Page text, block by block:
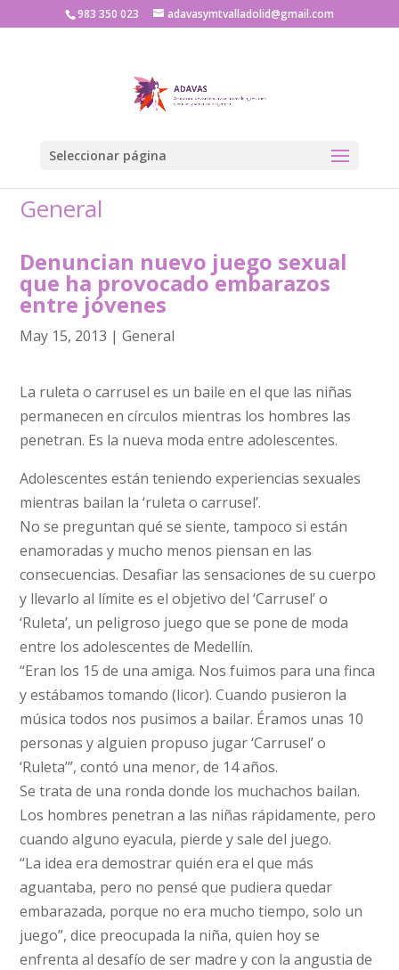
983 350 023 adavasymtvalladolid@gmail.com
Seleccionar página
General
Denuncian nuevo juego sexual
que ha provocado embarazos
entre jóvenes
May 15, 2013 |General
La ruleta o carrusel es un baile en el que las niñas
permanecen en círculos mientras los hombres las
penetran. Es la nueva moda entre adolescentes.
Adolescentes están teniendo experiencias sexuales
mientras bailan la ‘ruleta o carrusel’.
No se preguntan qué se siente, tampoco si están
enamoradas y mucho menos piensan en las
consecuencias. Desafiar las sensaciones de su cuerpo
y llevarlo al límite es el objetivo del ‘Carrusel’ o
‘Ruleta’, un peligroso juego que se pone de moda
entre los adolescentes de Medellín.
“Eran los 15 de una amiga. Nos fuimos para una finca
y estábamos tomando (licor). Cuando pusieron la
música todos nos pusimos a bailar. Éramos unas 10
personas y alguien propuso jugar ‘Carrusel’ o
‘Ruleta’”, contó una menor, de 14 años.
Se trata de una ronda donde los muchachos bailan.
Los hombres penetran a las niñas rápidamente, pero
cuando alguno eyacula, pierde y sale del juego.
“La idea era demostrar quién era el que más
aguantaba, pero no pensé que pudiera quedar
embarazada, porque no era mucho tiempo, solo un
juego”, dice preocupada la niña, quien hoy se
enfrenta al desafío de ser madre y con la angustia de